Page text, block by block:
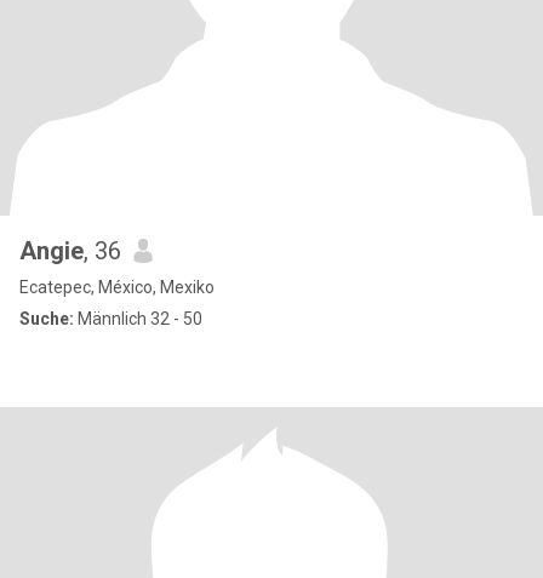
Angie, 36
Ecatepec, México, Mexiko
Suche: Männlich 32 - 50